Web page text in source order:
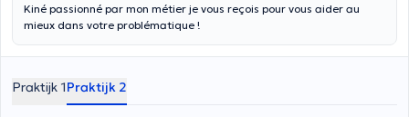
Kiné passionné par mon métier je vous reçois pour vous aider au
mieux dans votre problématique !
Praktijk 1Praktijk 2